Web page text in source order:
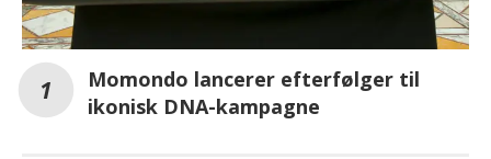
Momondo lancerer efterfølger til
ikonisk DNA-kampagne